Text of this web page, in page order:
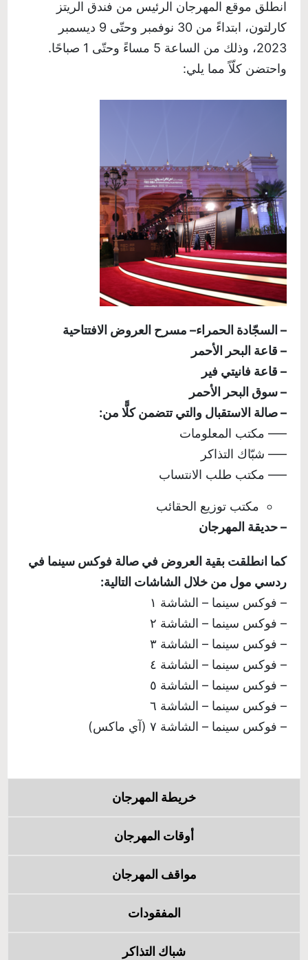
انطلق موقع المهرجان الرئيس من فندق الريتز
كارلتون، ابتداءً من 30 نوفمبر وحتّى 9 ديسمبر
2023، وذلك من الساعة 5 مساءً وحتّى 1 صباحًا.
واحتضن كلّاً مما يلي:
– السجّادة الحمراء– مسرح العروض الافتتاحية
– قاعة البحر الأحمر
– قاعة فانيتي فير
– سوق البحر الأحمر
– صالة الاستقبال والتي تتضمن كلًّا من:
––– مكتب المعلومات
––– شبّاك التذاكر
––– مكتب طلب الانتساب
مكتب توزيع الحقائب
– حديقة المهرجان
كما انطلقت بقية العروض في صالة فوكس سينما في
ردسي مول من خلال الشاشات التالية:
– فوكس سينما – الشاشة ١
– فوكس سينما – الشاشة ٢
– فوكس سينما – الشاشة ٣
– فوكس سينما – الشاشة ٤
– فوكس سينما – الشاشة ٥
– فوكس سينما – الشاشة ٦
– فوكس سينما – الشاشة ٧ (آي ماكس)
خريطة المهرجان
أوقات المهرجان
مواقف المهرجان
المفقودات
شباك التذاكر